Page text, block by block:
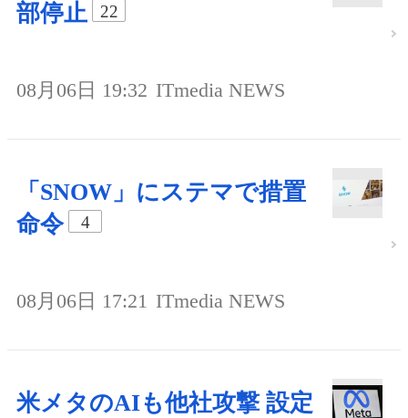
部停止 22
08月06日 19:32 ITmedia NEWS
「SNOW」にステマで措置
命令
4
08月06日 17:21 ITmedia NEWS
米メタのAIも他社攻撃 設定